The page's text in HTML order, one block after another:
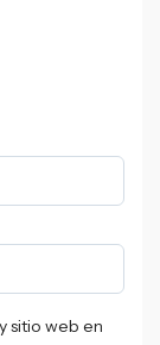
sitio web en